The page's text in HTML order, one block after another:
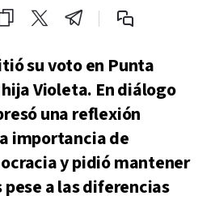
su voto en Punta
Violeta. En diálogo
una reflexión
importancia de
y pidió mantener
a las diferencias